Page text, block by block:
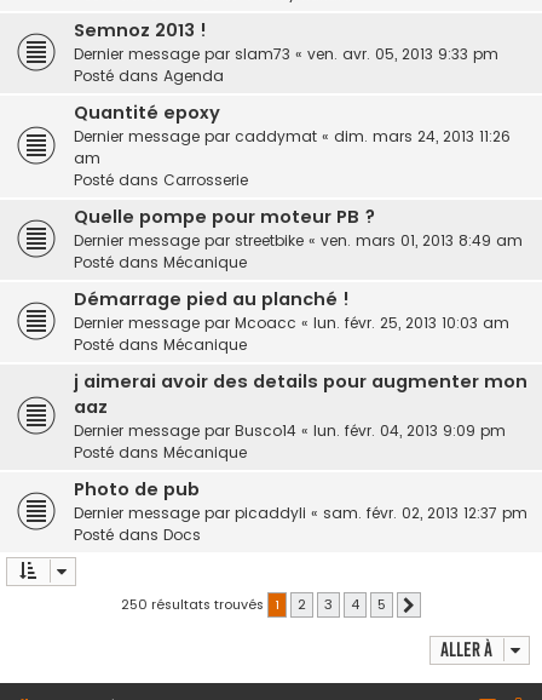
Semnoz 2013 !
Dernier message par slam73 « ven. avr. 05, 2013 9:33 pm
Posté dans Agenda
Quantité epoxy
Dernier message par caddymat « dim. mars 24, 2013 11:26
am
Posté dans Carrosserie
Quelle pompe pour moteur PB ?
Dernier message par streetbike « ven. mars 01, 2013 8:49 am
Posté dans Mécanique
Démarrage pied au planché !
Dernier message par Mcoacc « lun. févr. 25, 2013 10:03 am
Posté dans Mécanique
j aimerai avoir des details pour augmenter mon
aaz
Dernier message par Busco14 « lun. févr. 04, 2013 9:09 pm
Posté dans Mécanique
Photo de pub
Dernier message par picaddyli « sam. févr. 02, 2013 12:37 pm
Posté dans Docs
250 résultats trouvés 1 2 3 4 5
Aller à